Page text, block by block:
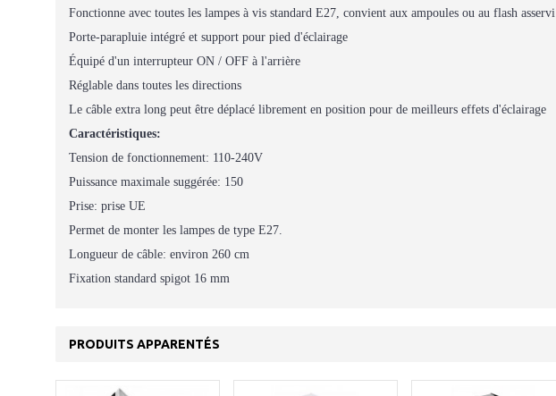
Fonctionne avec toutes les lampes à vis standard E27, convient aux ampoules ou au flash asservi
Porte-parapluie intégré et support pour pied d'éclairage
Équipé d'un interrupteur ON / OFF à l'arrière
Réglable dans toutes les directions
Le câble extra long peut être déplacé librement en position pour de meilleurs effets d'éclairage
Caractéristiques:
Tension de fonctionnement: 110-240V
Puissance maximale suggérée: 150
Prise: prise UE
Permet de monter les lampes de type E27.
Longueur de câble: environ 260 cm
Fixation standard spigot 16 mm
PRODUITS APPARENTÉS